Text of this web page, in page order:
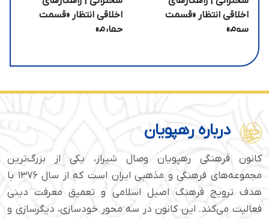
اخلاقی انتظار «قسمت
سوم»
اخلاقی انتظار «قسمت
چهارم»
درباره رهپویان
کانون فرهنگی رهپویان وصال شیراز، یکی از بزرگ‌ترین
مجموعه‌های فرهنگی و مذهبی ایران است که از سال ۱۳۷۶ با
هدف ترویج فرهنگ اصیل اسلامی و تعمیق معرفت دینی
فعالیت می‌کند. این کانون در سه محور خودسازی، دیگرسازی و